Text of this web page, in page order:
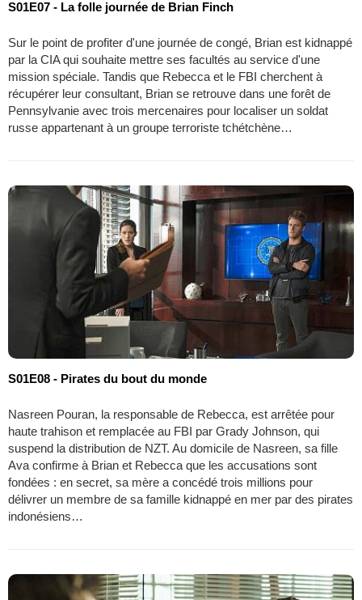
S01E07 - La folle journée de Brian Finch
Sur le point de profiter d'une journée de congé, Brian est kidnappé
par la CIA qui souhaite mettre ses facultés au service d'une
mission spéciale. Tandis que Rebecca et le FBI cherchent à
récupérer leur consultant, Brian se retrouve dans une forêt de
Pennsylvanie avec trois mercenaires pour localiser un soldat
russe appartenant à un groupe terroriste tchétchène…
S01E08 - Pirates du bout du monde
Nasreen Pouran, la responsable de Rebecca, est arrêtée pour
haute trahison et remplacée au FBI par Grady Johnson, qui
suspend la distribution de NZT. Au domicile de Nasreen, sa fille
Ava confirme à Brian et Rebecca que les accusations sont
fondées : en secret, sa mère a concédé trois millions pour
délivrer un membre de sa famille kidnappé en mer par des pirates
indonésiens…